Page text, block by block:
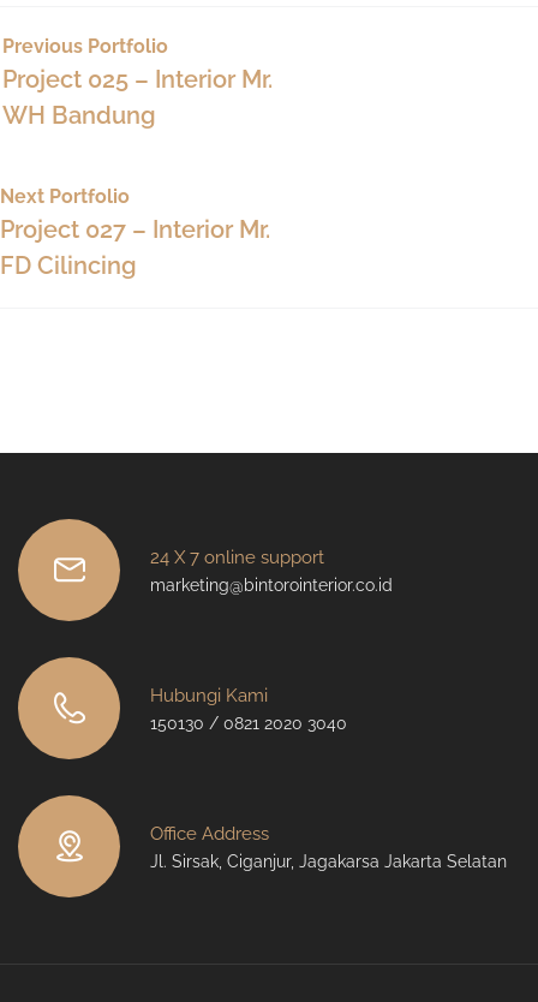
Previous Portfolio
Project 025 – Interior Mr.
WH Bandung
Next Portfolio
Project 027 – Interior Mr.
FD Cilincing
24 X 7 online support
marketing@bintorointerior.co.id
Hubungi Kami
150130 / 0821 2020 3040
Office Address
Jl. Sirsak, Ciganjur, Jagakarsa Jakarta Selatan